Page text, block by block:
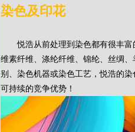
染色及印花
悦浩从前处理到染色都有很丰
维素纤维、涤纶纤维、锦纶、丝绸
别、染色机器或染色工艺，悦浩的
可持续的竞争优势！